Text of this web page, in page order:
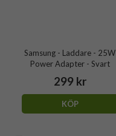
Samsung - Laddare - 25W
Power Adapter - Svart
299 kr
KÖP